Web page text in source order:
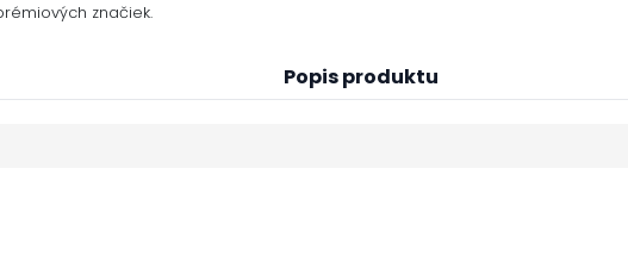
značiek.
Popis produktu